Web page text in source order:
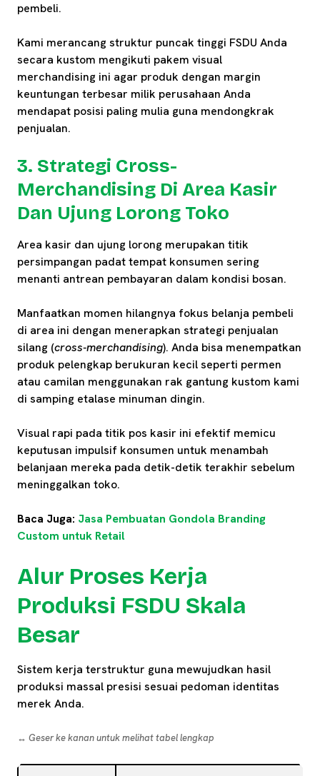
pembeli.
Kami merancang struktur puncak tinggi FSDU Anda
secara kustom mengikuti pakem visual
merchandising ini agar produk dengan margin
keuntungan terbesar milik perusahaan Anda
mendapat posisi paling mulia guna mendongkrak
penjualan.
3. Strategi Cross-
Merchandising Di Area Kasir
Dan Ujung Lorong Toko
Area kasir dan ujung lorong merupakan titik
persimpangan padat tempat konsumen sering
menanti antrean pembayaran dalam kondisi bosan.
Manfaatkan momen hilangnya fokus belanja pembeli
di area ini dengan menerapkan strategi penjualan
silang (cross-merchandising). Anda bisa menempatkan
produk pelengkap berukuran kecil seperti permen
atau camilan menggunakan rak gantung kustom kami
di samping etalase minuman dingin.
Visual rapi pada titik pos kasir ini efektif memicu
keputusan impulsif konsumen untuk menambah
belanjaan mereka pada detik-detik terakhir sebelum
meninggalkan toko.
Baca Juga: Jasa Pembuatan Gondola Branding
Custom untuk Retail
Alur Proses Kerja
Produksi FSDU Skala
Besar
Sistem kerja terstruktur guna mewujudkan hasil
produksi massal presisi sesuai pedoman identitas
merek Anda.
↔️ Geser ke kanan untuk melihat tabel lengkap